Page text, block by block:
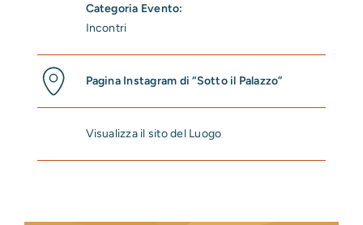
Categoria Evento:
Incontri
Pagina Instagram di “Sotto il Palazzo”
Visualizza il sito del Luogo